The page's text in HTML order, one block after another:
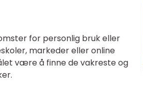
for personlig bruk eller
markeder eller online
være å finne de vakreste og